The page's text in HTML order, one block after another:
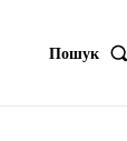
Пошук